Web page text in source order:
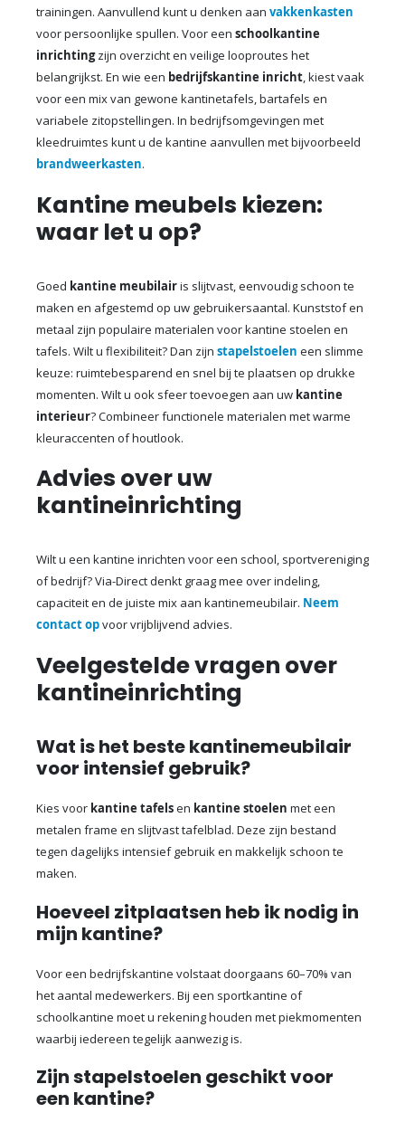
trainingen. Aanvullend kunt u denken aan vakkenkasten
voor persoonlijke spullen. Voor een schoolkantine
inrichtingzijn overzicht en veilige looproutes het
belangrijkst. En wie een bedrijfskantine inricht, kiest vaak
voor een mix van gewone kantinetafels, bartafels en
variabele zitopstellingen. In bedrijfsomgevingen met
kleedruimtes kunt u de kantine aanvullen met bijvoorbeeld
brandweerkasten.
Kantine meubels kiezen:
waar let u op?
Goed kantine meubilairis slijtvast, eenvoudig schoon te
maken en afgestemd op uw gebruikersaantal. Kunststof en
metaal zijn populaire materialen voor kantine stoelen en
tafels. Wilt u flexibiliteit? Dan zijn stapelstoelen een slimme
keuze: ruimtebesparend en snel bij te plaatsen op drukke
momenten. Wilt u ook sfeer toevoegen aan uw kantine
interieur? Combineer functionele materialen met warme
kleuraccenten of houtlook.
Advies over uw
kantineinrichting
Wilt u een kantine inrichten voor een school, sportvereniging
of bedrijf? Via-Direct denkt graag mee over indeling,
capaciteit en de juiste mix aan kantinemeubilair. Neem
contact opvoor vrijblijvend advies.
Veelgestelde vragen over
kantineinrichting
Wat is het beste kantinemeubilair
voor intensief gebruik?
Kies voor kantine tafelsen kantine stoelen met een
metalen frame en slijtvast tafelblad. Deze zijn bestand
tegen dagelijks intensief gebruik en makkelijk schoon te
maken.
Hoeveel zitplaatsen heb ik nodig in
mijn kantine?
Voor een bedrijfskantine volstaat doorgaans 60–70% van
het aantal medewerkers. Bij een sportkantine of
schoolkantine moet u rekening houden met piekmomenten
waarbij iedereen tegelijk aanwezig is.
Zijn stapelstoelen geschikt voor
een kantine?